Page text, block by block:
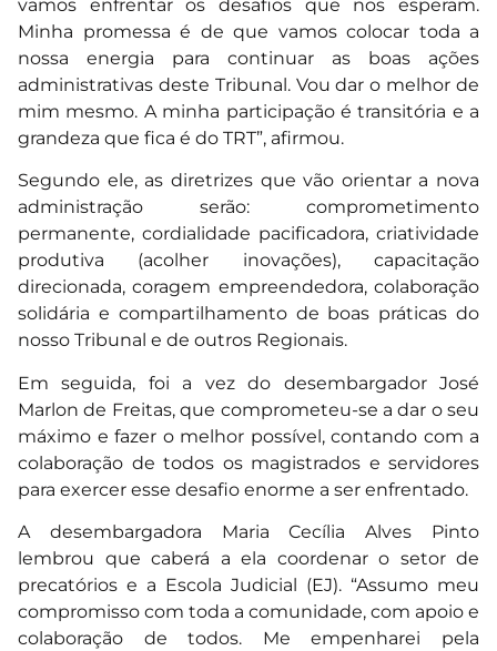
vamos enfrentar os desafios que nos esperam.
Minha promessa é de que vamos colocar toda a
nossa energia para continuar as boas ações
administrativas deste Tribunal. Vou dar o melhor de
mim mesmo. A minha participação é transitória e a
grandeza que fica é do TRT”, afirmou.
Segundo ele, as diretrizes que vão orientar a nova
administração serão: comprometimento
permanente, cordialidade pacificadora, criatividade
produtiva (acolher inovações), capacitação
direcionada, coragem empreendedora, colaboração
solidária e compartilhamento de boas práticas do
nosso Tribunal e de outros Regionais.
Em seguida, foi a vez do desembargador José
Marlon de Freitas, que comprometeu-se a dar o seu
máximo e fazer o melhor possível, contando com a
colaboração de todos os magistrados e servidores
para exercer esse desafio enorme a ser enfrentado.
A desembargadora Maria Cecília Alves Pinto
lembrou que caberá a ela coordenar o setor de
precatórios e a Escola Judicial (EJ). “Assumo meu
compromisso com toda a comunidade, com apoio e
colaboração de todos. Me empenharei pela